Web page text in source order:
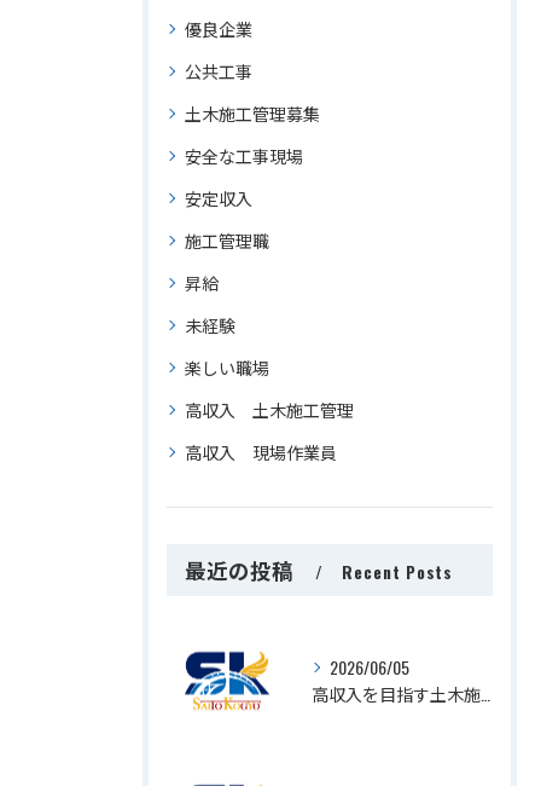
優良企業
公共工事
土木施工管理募集
安全な工事現場
安定収入
施工管理職
昇給
未経験
楽しい職場
高収入 土木施工管理
高収入 現場作業員
最近の投稿 Recent Posts
2026/06/05